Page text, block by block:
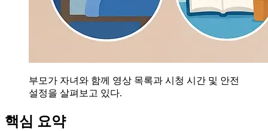
부모가 자녀와 함께 영상 목록과 시청 시간 및 안전
설정을 살펴보고 있다.
핵심 요약